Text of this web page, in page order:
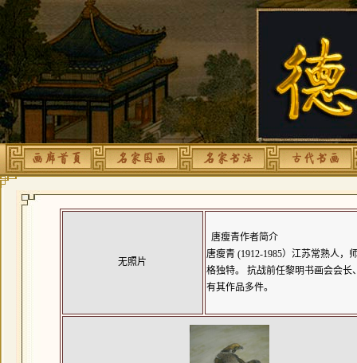
无照片
唐瘦青作者简介
唐瘦青 (1912-1985）江苏常熟人
格独特。 抗战前任黎明书画会会
有其作品多件。